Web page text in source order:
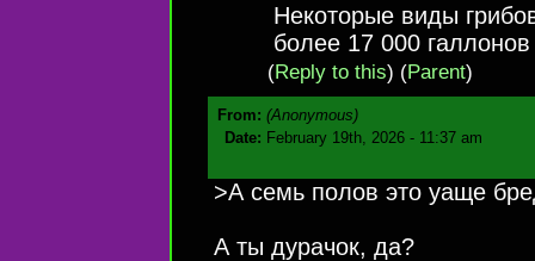
Некоторые виды
более 17 000
(Reply to this) (Parent)
From: (Anonymous)
Date: February 19th, 2026 - 11:37 am
>А семь полов это уаще
А ты дурачок, да?